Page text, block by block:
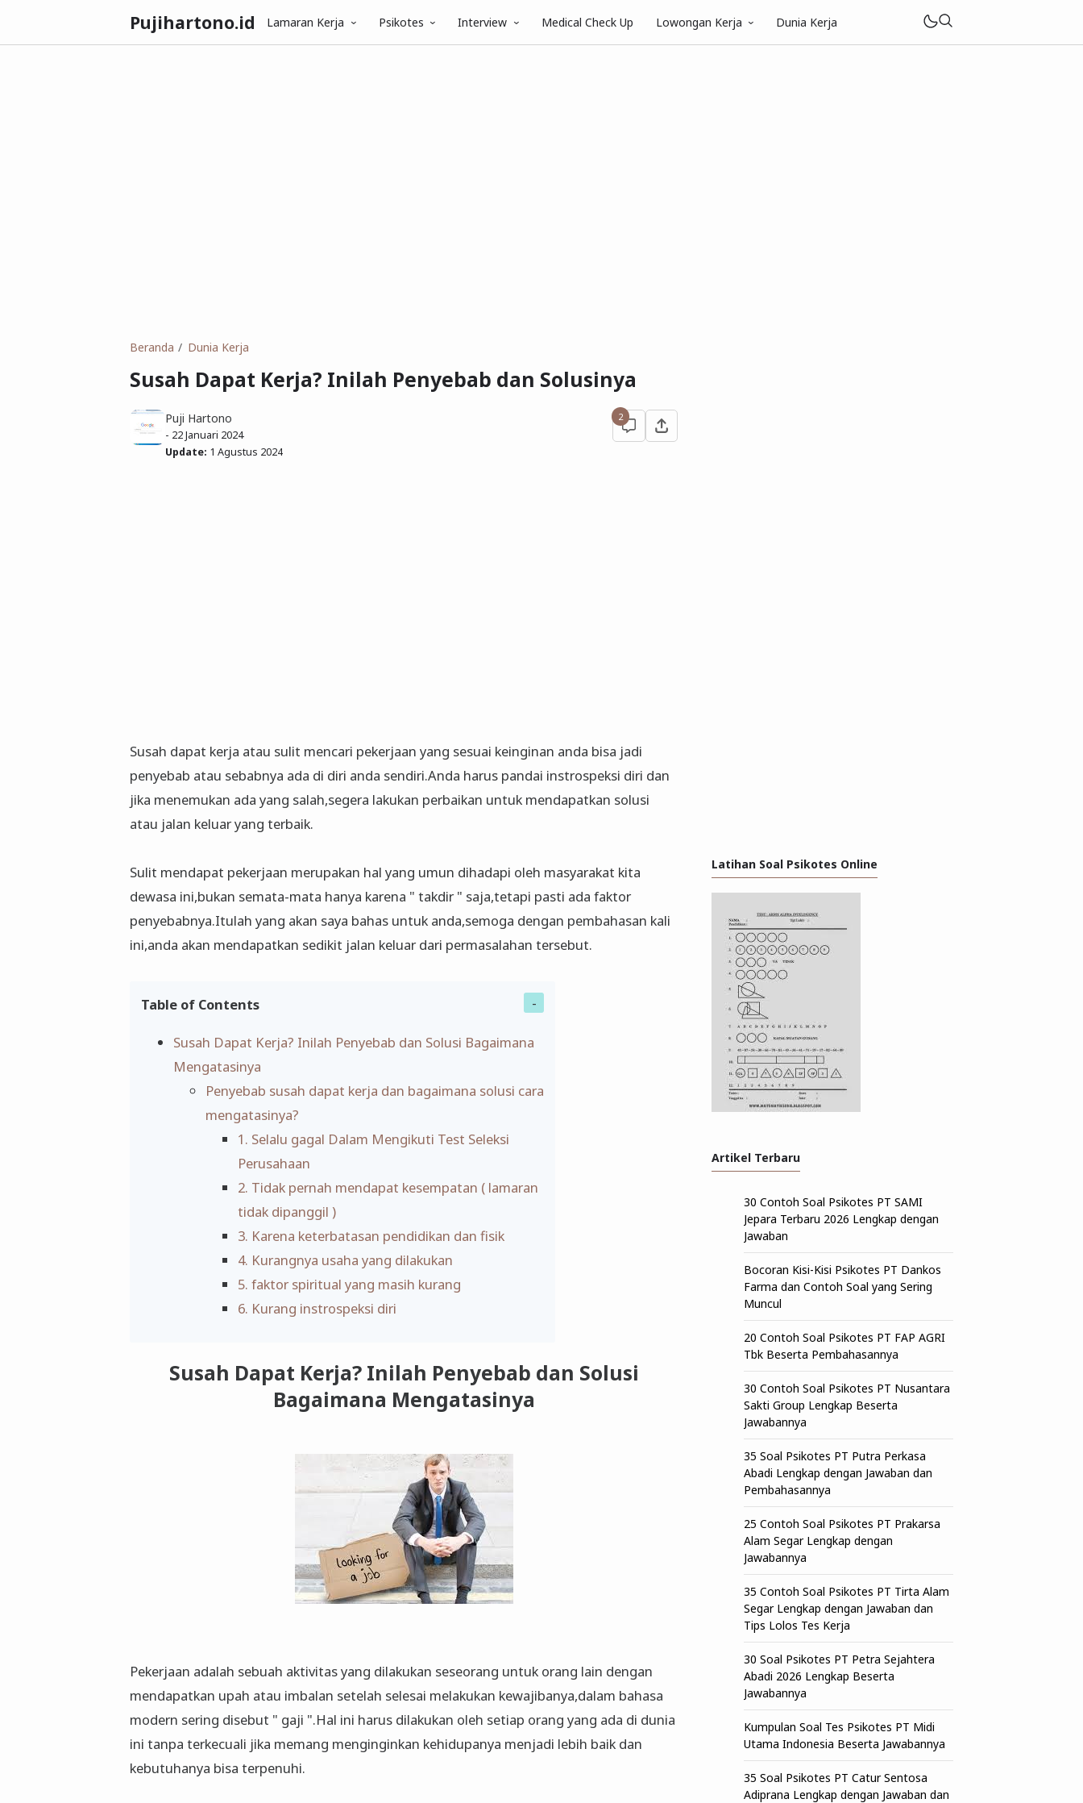
Pujihartono.id Lamaran Kerja Psikotes Interview Medical Check Up Lowongan Kerja Dunia Kerja
Beranda Dunia Kerja
Susah Dapat Kerja? Inilah Penyebab dan Solusinya
Puji Hartono
- 22 Januari 2024
Update: 1 Agustus 2024
2
Susah dapat kerja atau sulit mencari pekerjaan yang sesuai keinginan anda bisa jadi
penyebab atau sebabnya ada di diri anda sendiri.Anda harus pandai instrospeksi diri dan
jika menemukan ada yang salah,segera lakukan perbaikan untuk mendapatkan solusi
atau jalan keluar yang terbaik.
Sulit mendapat pekerjaan merupakan hal yang umun dihadapi oleh masyarakat kita
dewasa ini,bukan semata-mata hanya karena " takdir " saja,tetapi pasti ada faktor
penyebabnya.Itulah yang akan saya bahas untuk anda,semoga dengan pembahasan kali
ini,anda akan mendapatkan sedikit jalan keluar dari permasalahan tersebut.
Table of Contents
Susah Dapat Kerja? Inilah Penyebab dan Solusi Bagaimana
Mengatasinya
Penyebab susah dapat kerja dan bagaimana solusi cara
mengatasinya?
1. Selalu gagal Dalam Mengikuti Test Seleksi
Perusahaan
2. Tidak pernah mendapat kesempatan ( lamaran
tidak dipanggil )
3. Karena keterbatasan pendidikan dan fisik
4. Kurangnya usaha yang dilakukan
5. faktor spiritual yang masih kurang
6. Kurang instrospeksi diri
Susah Dapat Kerja? Inilah Penyebab dan Solusi
Bagaimana Mengatasinya
Pekerjaan adalah sebuah aktivitas yang dilakukan seseorang untuk orang lain dengan
mendapatkan upah atau imbalan setelah selesai melakukan kewajibanya,dalam bahasa
modern sering disebut " gaji ".Hal ini harus dilakukan oleh setiap orang yang ada di dunia
ini tanpa terkecuali jika memang menginginkan kehidupanya menjadi lebih baik dan
kebutuhanya bisa terpenuhi.
Latihan Soal Psikotes Online
Artikel Terbaru
30 Contoh Soal Psikotes PT SAMI
Jepara Terbaru 2026 Lengkap dengan
Jawaban
Bocoran Kisi-Kisi Psikotes PT Dankos
Farma dan Contoh Soal yang Sering
Muncul
20 Contoh Soal Psikotes PT FAP AGRI
Tbk Beserta Pembahasannya
30 Contoh Soal Psikotes PT Nusantara
Sakti Group Lengkap Beserta
Jawabannya
35 Soal Psikotes PT Putra Perkasa
Abadi Lengkap dengan Jawaban dan
Pembahasannya
25 Contoh Soal Psikotes PT Prakarsa
Alam Segar Lengkap dengan
Jawabannya
35 Contoh Soal Psikotes PT Tirta Alam
Segar Lengkap dengan Jawaban dan
Tips Lolos Tes Kerja
30 Soal Psikotes PT Petra Sejahtera
Abadi 2026 Lengkap Beserta
Jawabannya
Kumpulan Soal Tes Psikotes PT Midi
Utama Indonesia Beserta Jawabannya
35 Soal Psikotes PT Catur Sentosa
Adiprana Lengkap dengan Jawaban dan